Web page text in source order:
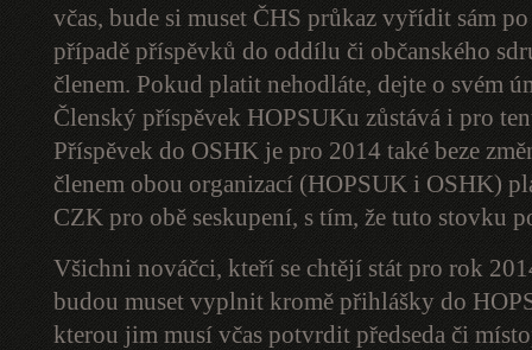
včas, bude si muset ČHS průkaz vyřídit sám
případě příspěvků do oddílu či občanského
členem. Pokud platit nehodláte, dejte o svém
Členský příspěvek HOPSUKu zůstává i pro
Příspěvek do OSHK je pro 2014 také beze
členem obou organizací (HOPSUK i OSHK)
CZK pro obě seskupení, s tím, že tuto stovku
Všichni nováčci, kteří se chtějí stát pro rok
budou muset vyplnit kromě přihlášky do
kterou jim musí včas potvrdit předseda či